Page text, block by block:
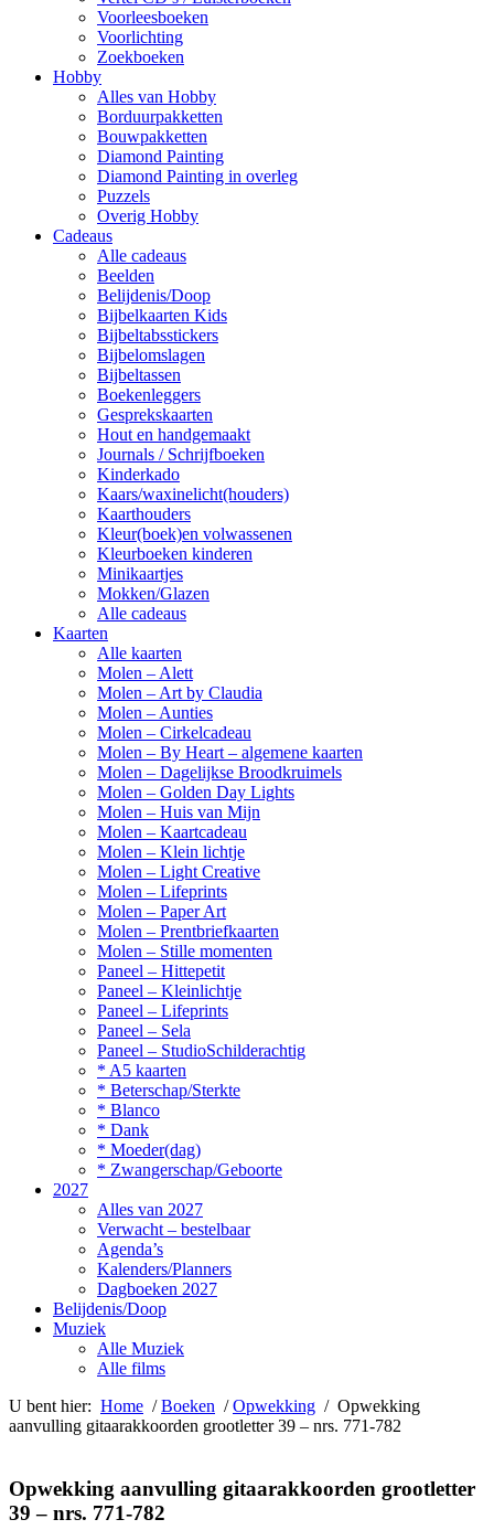
Voorleesboeken
Voorlichting
Zoekboeken
Hobby
Alles van Hobby
Borduurpakketten
Bouwpakketten
Diamond Painting
Diamond Painting in overleg
Puzzels
Overig Hobby
Cadeaus
Alle cadeaus
Beelden
Belijdenis/Doop
Bijbelkaarten Kids
Bijbeltabsstickers
Bijbelomslagen
Bijbeltassen
Boekenleggers
Gesprekskaarten
Hout en handgemaakt
Journals / Schrijfboeken
Kinderkado
Kaars/waxinelicht(houders)
Kaarthouders
Kleur(boek)en volwassenen
Kleurboeken kinderen
Minikaartjes
Mokken/Glazen
Alle cadeaus
Kaarten
Alle kaarten
Molen – Alett
Molen – Art by Claudia
Molen – Aunties
Molen – Cirkelcadeau
Molen – By Heart – algemene kaarten
Molen – Dagelijkse Broodkruimels
Molen – Golden Day Lights
Molen – Huis van Mijn
Molen – Kaartcadeau
Molen – Klein lichtje
Molen – Light Creative
Molen – Lifeprints
Molen – Paper Art
Molen – Prentbriefkaarten
Molen – Stille momenten
Paneel – Hittepetit
Paneel – Kleinlichtje
Paneel – Lifeprints
Paneel – Sela
Paneel – StudioSchilderachtig
* A5 kaarten
* Beterschap/Sterkte
* Blanco
* Dank
* Moeder(dag)
* Zwangerschap/Geboorte
2027
Alles van 2027
Verwacht – bestelbaar
Agenda’s
Kalenders/Planners
Dagboeken 2027
Belijdenis/Doop
Muziek
Alle Muziek
Alle films
U bent hier: Home /Boeken /Opwekking / Opwekking
aanvulling gitaarakkoorden grootletter 39 – nrs. 771-782
Opwekking aanvulling gitaarakkoorden grootletter
39 – nrs. 771-782